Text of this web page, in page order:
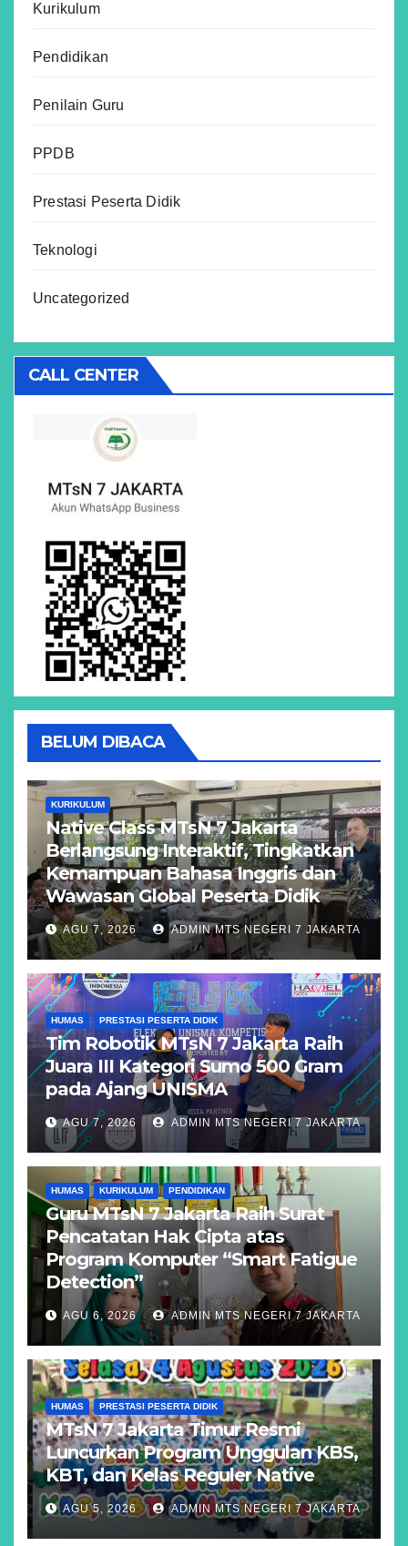
Kurikulum
Pendidikan
Penilain Guru
PPDB
Prestasi Peserta Didik
Teknologi
Uncategorized
CALL CENTER
BELUM DIBACA
KURIKULUM
Native Class MTsN 7 Jakarta
Berlangsung Interaktif, Tingkatkan
Kemampuan Bahasa Inggris dan
Wawasan Global Peserta Didik
AGU 7, 2026 ADMIN MTS NEGERI 7 JAKARTA
HUMAS PRESTASI PESERTA DIDIK
Tim Robotik MTsN 7 Jakarta Raih
Juara III Kategori Sumo 500 Gram
pada Ajang UNISMA
AGU 7, 2026 ADMIN MTS NEGERI 7 JAKARTA
HUMAS KURIKULUM PENDIDIKAN
Guru MTsN 7 Jakarta Raih Surat
Pencatatan Hak Cipta atas
Program Komputer “Smart Fatigue
Detection”
AGU 6, 2026 ADMIN MTS NEGERI 7 JAKARTA
HUMAS PRESTASI PESERTA DIDIK
MTsN 7 Jakarta Timur Resmi
Luncurkan Program Unggulan KBS,
KBT, dan Kelas Reguler Native
AGU 5, 2026 ADMIN MTS NEGERI 7 JAKARTA